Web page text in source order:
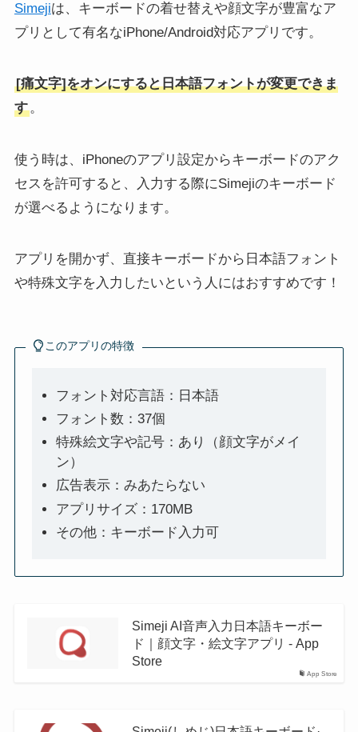
Simejiは、キーボードの着せ替えや顔文字が豊富なア
プリとして有名なiPhone/Android対応アプリです。
[痛文字]をオンにすると日本語フォントが変更できま
す。
使う時は、iPhoneのアプリ設定からキーボードのアク
セスを許可すると、入力する際にSimejiのキーボード
が選べるようになります。
アプリを開かず、直接キーボードから日本語フォント
や特殊文字を入力したいという人にはおすすめです！
このアプリの特徴
フォント対応言語：日本語
フォント数：37個
特殊絵文字や記号：あり（顔文字がメイ
ン）
広告表示：みあたらない
アプリサイズ：170MB
その他：キーボード入力可
App Store
Simeji AI音声入力日本語キーボー
ド｜顔文字・絵文字アプリ - App
Store